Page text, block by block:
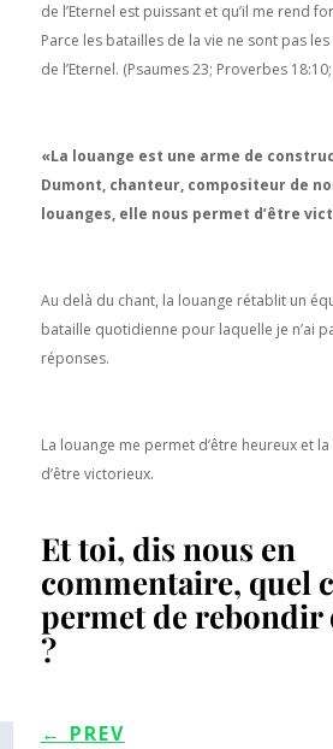
de l’Eternel est puissant et qu’il me rend
Parce les batailles de la vie ne sont pas
de l’Eternel. (Psaumes 23; Proverbes
«La louange est une arme de
Dumont, chanteur, compositeur de
louanges, elle nous permet d’être
Au delà du chant, la louange rétablit un
bataille quotidienne pour laquelle je n’ai
réponses.
La louange me permet d’être heureux et
d’être victorieux.
Et toi, dis nous en
commentaire, quel
permet de rebondir
?
← PREV